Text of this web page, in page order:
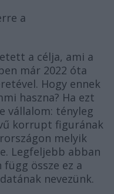
a
a célja, ami a
már 2022 óta
Hogy ennek
haszna? Ha ezt
vállalom: tényleg
korrupt figurának
melyik
Legfeljebb abban
össze ez a
nevezünk.